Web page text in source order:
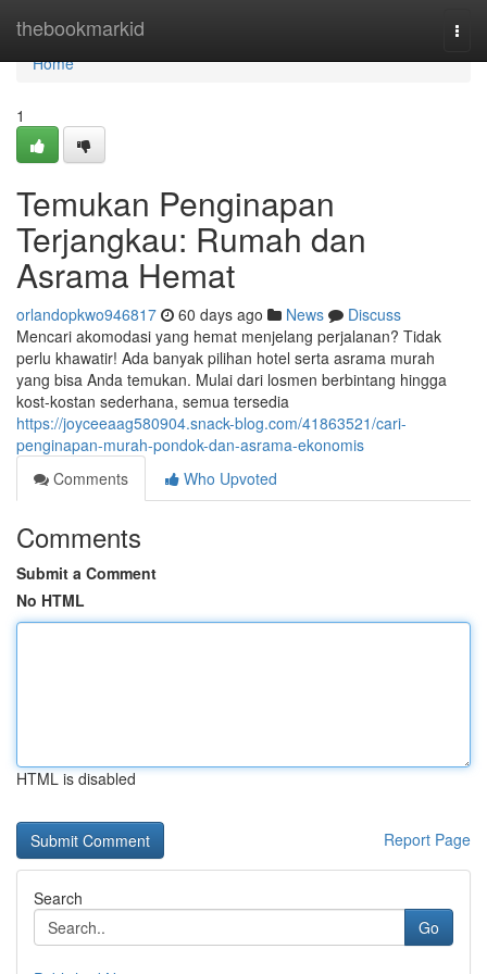
thebookmarkid
Home
Home
1
Temukan Penginapan
Terjangkau: Rumah dan
Asrama Hemat
orlandopkwo946817 60 days ago News
Discuss
Mencari akomodasi yang hemat menjelang perjalanan? Tidak
perlu khawatir! Ada banyak pilihan hotel serta asrama murah
yang bisa Anda temukan. Mulai dari losmen berbintang hingga
kost-kostan sederhana, semua tersedia
https://joyceeaag580904.snack-blog.com/41863521/cari-
penginapan-murah-pondok-dan-asrama-ekonomis
Comments
Who Upvoted
Comments
Submit a Comment
No HTML
HTML is disabled
Report Page
Search
Go